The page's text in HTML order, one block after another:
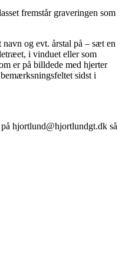
fremstår graveringen som
og evt. årstal på – sæt en
i vinduet eller som
er på billdede med hjerter
sidst i
hjortlund@hjortlundgt.dk så